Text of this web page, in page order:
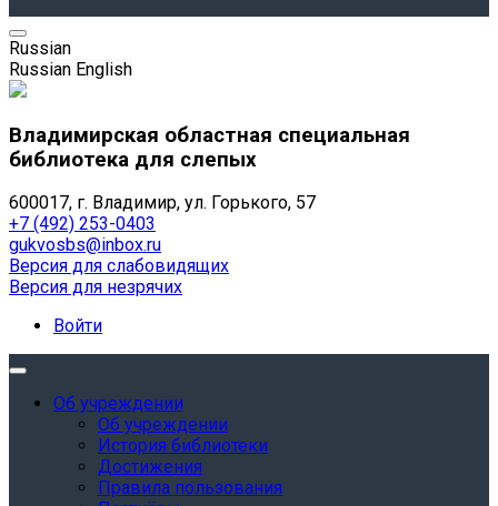
Russian
Russian English
Владимирская областная специальная
библиотека для слепых
600017, г. Владимир, ул. Горького, 57
+7 (492) 253-0403
gukvosbs@inbox.ru
Версия для слабовидящих
Версия для незрячих
Войти
Об учреждении
Об учреждении
История библиотеки
Достижения
Правила пользования